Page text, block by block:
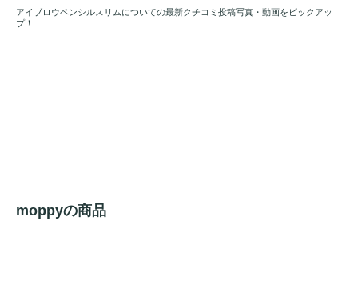
アイブロウペンシルスリムについての最新クチコミ投稿写真・動画をピックアッ
プ！
moppyの商品